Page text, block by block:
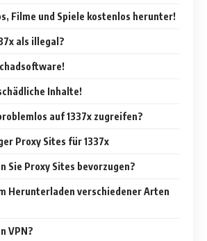
Filme und Spiele kostenlos herunter!
als illegal?
Inhalte!
auf 1337x zugreifen?
Proxy Sites für 1337x
Sie Proxy Sites bevorzugen?
Herunterladen verschiedener Arten
VPN?